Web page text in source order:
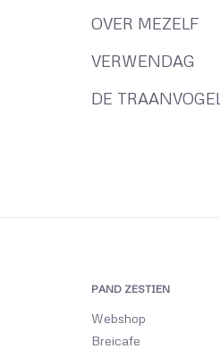
OVER MEZELF
VERWENDAG
DE TRAANVOGEL
PAND ZESTIEN
Webshop
Breicafe